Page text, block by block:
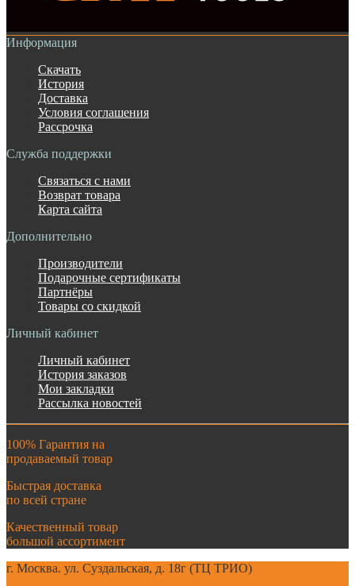
Информация
Скачать
История
Доставка
Условия соглашения
Рассрочка
Служба поддержки
Связаться с нами
Возврат товара
Карта сайта
Дополнительно
Производители
Подарочные сертификаты
Партнёры
Товары со скидкой
Личный кабинет
Личный кабинет
История заказов
Мои закладки
Рассылка новостей
100% Гарантия на
продаваемый товар
Быстрая доставка
по всей стране
Качественный товар
большой ассортимент
г. Москва. ул. Суздальская, д. 18г (ТЦ ТРИО)